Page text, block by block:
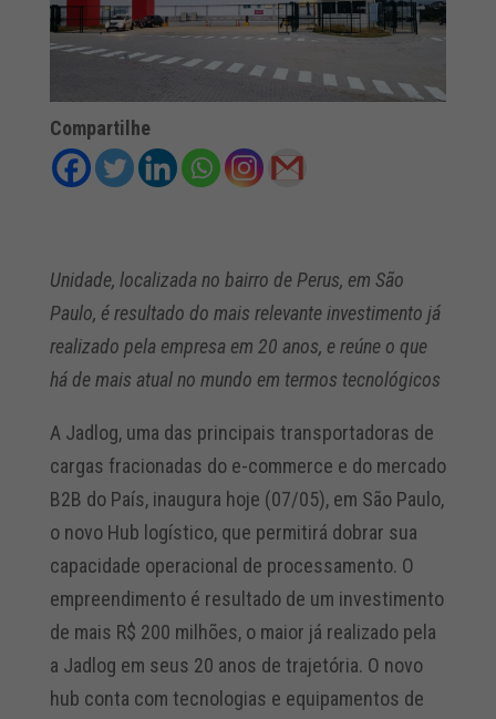
Compartilhe
Unidade, localizada no bairro de Perus, em São
Paulo, é resultado do mais relevante investimento já
realizado pela empresa em 20 anos, e reúne o que
há de mais atual no mundo em termos tecnológicos
A Jadlog, uma das principais transportadoras de
cargas fracionadas do e-commerce e do mercado
B2B do País, inaugura hoje (07/05), em São Paulo,
o novo Hub logístico, que permitirá dobrar sua
capacidade operacional de processamento. O
empreendimento é resultado de um investimento
de mais R$ 200 milhões, o maior já realizado pela
a Jadlog em seus 20 anos de trajetória. O novo
hub conta com tecnologias e equipamentos de